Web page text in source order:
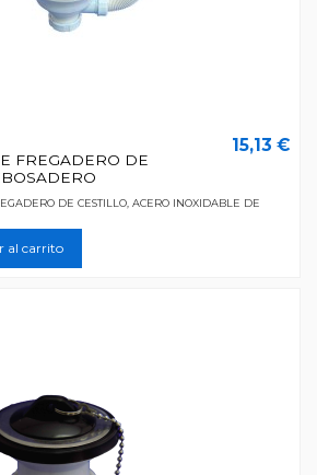
FREGADERO DE
15,13 €
DE CESTILLO, ACERO INOXIDABLE DE
al carrito